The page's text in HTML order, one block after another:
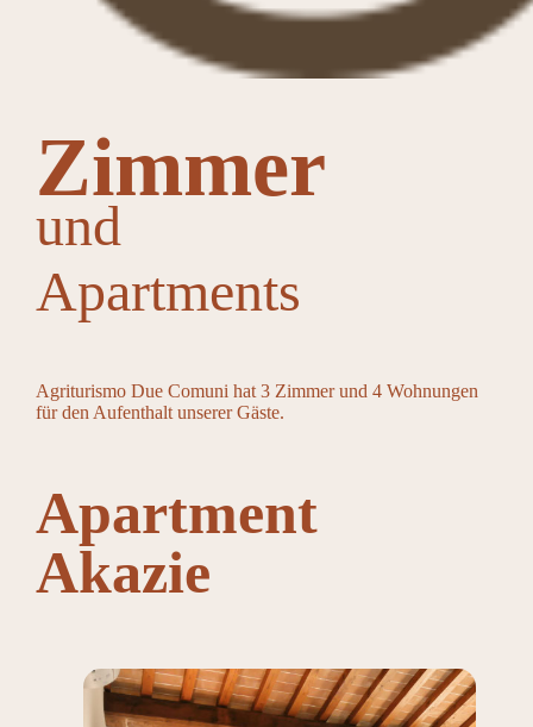
Zimmer
und
Apartments
Agriturismo Due Comuni hat 3 Zimmer und 4 Wohnungen
für den Aufenthalt unserer Gäste.
Apartment
Akazie